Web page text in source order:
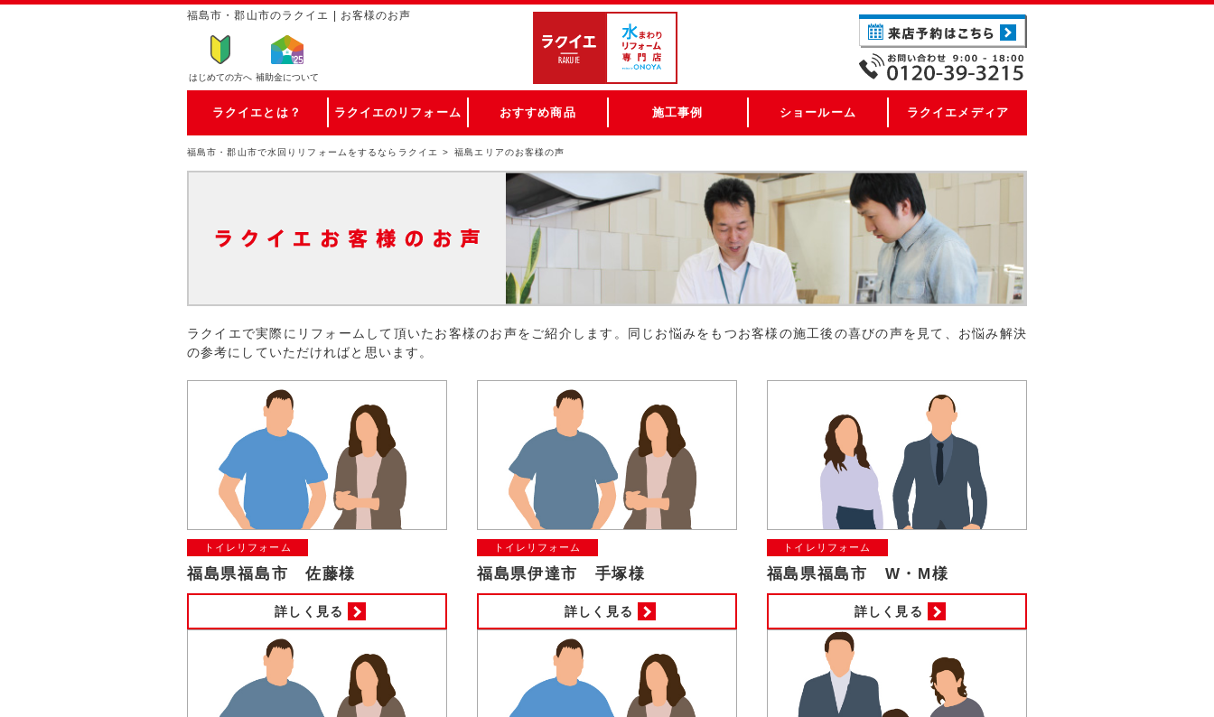
福島市・郡山市のラクイエ | お客様のお声
はじめての方へ 補助金について
ラクイエとは？ ラクイエのリフォーム おすすめ商品 施工事例 ショールーム ラクイエメディア
福島市・郡山市で水回りリフォームをするならラクイエ 福島エリアのお客様の声
ラクイエで実際にリフォームして頂いたお客様のお声をご紹介します。同じお悩みをもつお客様の施工後の喜びの声を見て、お悩み解決
の参考にしていただければと思います。
トイレリフォーム
福島県福島市 佐藤様
詳しく見る
トイレリフォーム
福島県伊達市 手塚様
詳しく見る
トイレリフォーム
福島県福島市 W・M様
詳しく見る